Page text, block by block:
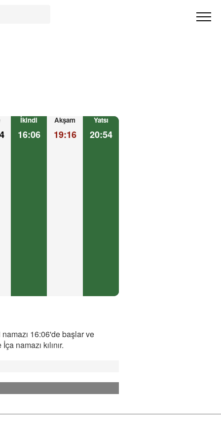
İkindi
16:06
Akşam
19:16
Yatsı
20:54
16:06'de başlar ve
namazı kılınır.